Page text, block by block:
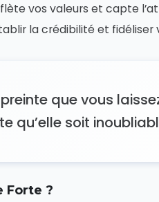
vos valeurs et capte
la crédibilité et fidéliser
que vous
qu’elle soit
Forte ?